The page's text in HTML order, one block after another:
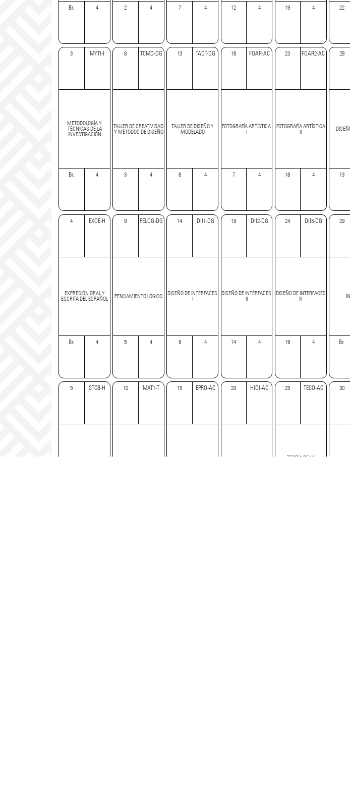
Br. 4
3 MYTI-I
METODOLOGÍA Y
TÉCNICAS DE LA
INVESTIGACIÓN
Br. 4
4 EXOE-H
EXPRESIÓN ORAL Y
ESCRITA DEL ESPAÑOL
Br. 4
5 STCB-H
2 4
8 TCMD-DG
TALLER DE CREATIVIDAD
Y MÉTODOS DE DISEÑO
3 4
9 PELOG-DG
PENSAMIENTO LÓGICO
5 4
10 MAT1-T
7 4
13 TADT-DG
TALLER DE DISEÑO Y
MODELADO
8 4
14 DII1-DG
DISEÑO DE INTERFACES
I
9 4
15 EPRO-AC
12 4
18 FOAR-AC
FOTOGRAFÍA ARTÍSTICA
I
7 4
19 DII2-DG
DISEÑO DE INTERFACES
II
14 4
20 HIDI-AC
19 4
23 FOAR2-AC
FOTOGRAFÍA ARTÍSTICA
II
18 4
24 DII3-DG
DISEÑO DE INTERFACES
III
19 4
25 TECO-AC
TEORÍA DE LA
22
28
13
29
Br.
30